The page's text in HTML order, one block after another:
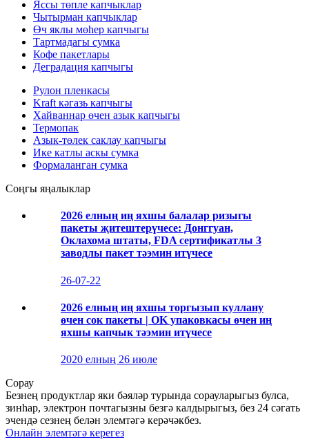
Яссы төпле капчыклар
Чытырман капчыклар
Өч яклы мөһер капчыгы
Тартмадагы сумка
Кофе пакетлары
Деградация капчыгы
Рулон пленкасы
Kraft кәгазь капчыгы
Хайваннар өчен азык капчыгы
Термопак
Азык-төлек саклау капчыгы
Ике катлы аскы сумка
Формаланган сумка
Соңгы яңалыклар
2026 елның иң яхшы балалар ризыгы
пакеты җитештерүчесе: Донггуан,
Оклахома штаты, FDA сертификатлы 3
заводлы пакет тәэмин итүчесе
26-07-22
2026 елның иң яхшы торгызып куллану
өчен сок пакеты | OK упаковкасы өчен иң
яхшы капчык тәэмин итүчесе
2020 елның 26 ​​июле
Сорау
Безнең продуктлар яки бәяләр турында сорауларыгыз булса,
зинһар, электрон почтагызны безгә калдырыгыз, без 24 сәгать
эчендә сезнең белән элемтәгә керәчәкбез.
Онлайн элемтәгә керегез